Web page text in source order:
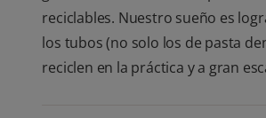
reciclables. Nuestro sueño es
los tubos (no solo los de pasta
reciclen en la práctica y a gran